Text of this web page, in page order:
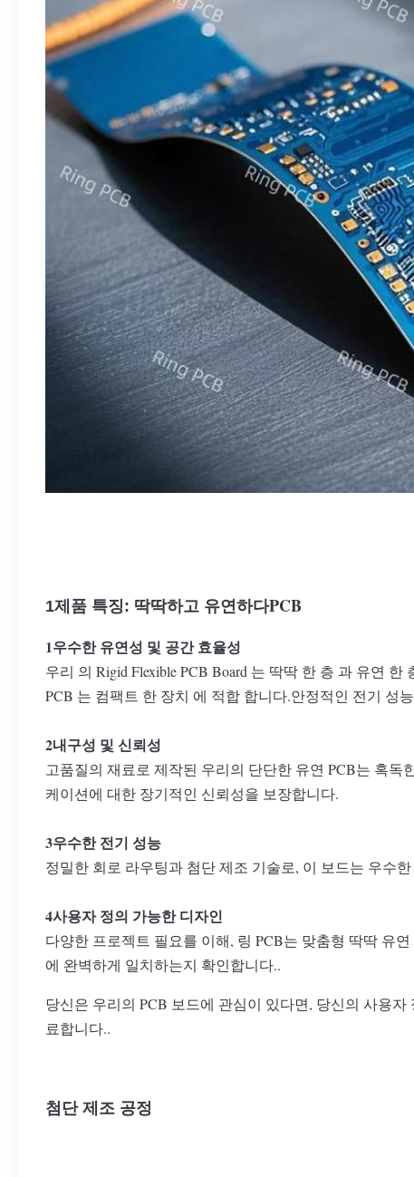
1제품 특징: 딱딱하고 유연하다PCB
1우수한 유연성 및 공간 효율성
우리 의 Rigid Flexible PCB Board 는 딱딱 한 층 과 유연
PCB 는 컴팩트 한 장치 에 적합 합니다.안정적인 전기 성
2내구성 및 신뢰성
고품질의 재료로 제작된 우리의 단단한 유연 PCB는 혹
케이션에 대한 장기적인 신뢰성을 보장합니다.
3우수한 전기 성능
정밀한 회로 라우팅과 첨단 제조 기술로, 이 보드는 우수
4사용자 정의 가능한 디자인
다양한 프로젝트 필요를 이해, 링 PCB는 맞춤형 딱딱 유
에 완벽하게 일치하는지 확인합니다..
당신은 우리의 PCB 보드에 관심이 있다면, 당신의 사용
료합니다..
첨단 제조 공정